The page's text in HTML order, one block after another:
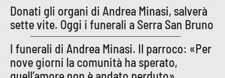
LaC OnAir
EDIZIONI
LOCALI
Catanzaro
Donati gli organi di Andrea Minasi, salverà
sette vite. Oggi i funerali a Serra San Bruno
I funerali di Andrea Minasi. Il parroco: «Per
nove giorni la comunità ha sperato,